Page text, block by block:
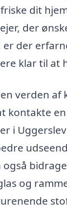
dit
der
der
klar til at
verden af
kontakte
i
også
og